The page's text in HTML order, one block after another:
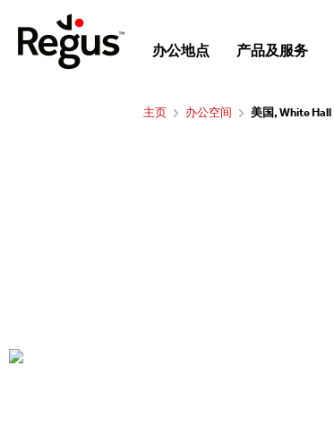
办公地点 产品及服务
主页 办公空间 美国, White Hall